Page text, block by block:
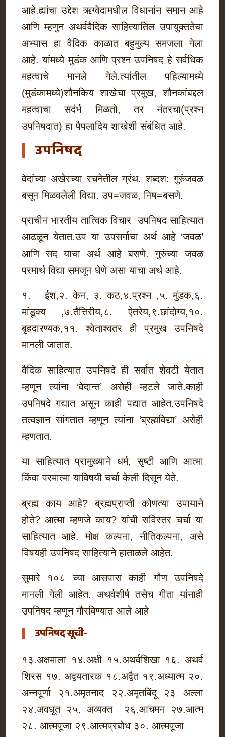
आहे.ह्यांचा उद्देश ऋग्वेदामधील विधानांन समान आहे
आणि म्हणुन अथर्ववैदिक साहित्यातिल उपायुक्ततेचा
अभ्यास हा वैदिक काळात बहुमुल्य समजला गेला
आहे. यांमध्ये मुडंक आणि प्रश्न उपनिषद हे सर्वधिक
महत्वाचे मानले गेले.त्यांतील पहिल्यामध्ये
(मुडंकामध्ये)शौनकिय शाखेचा प्रमुख, शौनकांबद्दल
महत्वाचा सदंर्भ मिळतो, तर नंतरचा(प्रश्न
उपनिषदात) हा पैपलादिय शाखेशी संबंधित आहे.
उपनिषद
वेदांच्या अखेरच्या रचनेतील ग्रंथ. शब्दश: गुरुंजवळ
बसून मिळवलेली विद्या. उप=जवळ, निष=बसणे.
प्राचीन भारतीय तात्विक विचार उपनिषद साहित्यात
आढळून येतात.उप या उपसर्गाचा अर्थ आहे ‘जवळ’
आणि सद याचा अर्थ आहे बसणे. गुरुंच्या जवळ
परमार्थ विद्या समजून घेणे असा याचा अर्थ आहे.
१. ईश,२. केन, ३. कठ,४.प्रश्न ,५. मुंडक,६.
मांडूक्य ,७.तैत्तिरीय,८. ऐतरेय,९.छांदोग्य,१०.
बृहदारण्यक,११. श्वेताश्वतर ही प्रमुख उपनिषदे
मानली जातात.
वैदिक साहित्यात उपनिषदे ही सर्वात शेवटी येतात
म्हणून त्यांना ‘वेदान्त’ असेही म्हटले जाते.काही
उपनिषदे गद्यात असून काही पद्यात आहेत.उपनिषदे
तत्वज्ञान सांगतात म्हणून त्यांना ‘ब्रह्मविद्या’ असेही
म्हणतात.
या साहित्यात प्रामुख्याने धर्म, सृष्टी आणि आत्मा
किंवा परमात्मा याविषयी चर्चा केली दिसून येते.
ब्रह्म काय आहे? ब्रह्मप्राप्ती कोणत्या उपायाने
होते? आत्मा म्हणजे काय? यांची सविस्तर चर्चा या
साहित्यात आहे. मोक्ष कल्पना, नीतिकल्पना, असे
विषयही उपनिषद साहित्याने हाताळले आहेत.
सुमारे १०८ च्या आसपास काही गौण उपनिषदे
मानली गेली आहेत. अथर्वशीर्ष तसेच गीता यांनाही
उपनिषद म्हणून गौरविण्यात आले आहे
उपनिषद सूची-
१३.अक्षमाला १४.अक्षी १५.अथर्वशिखा १६. अथर्व
शिरस १७. अद्वयतारक १८.अद्वैत १९.अध्यात्म २०.
अन्नपूर्णा २१.अमृतनाद २२.अमृतबिंदू २३ अल्ला
२४.अवधूत २५. अव्यक्त २६.आचमन २७.आत्म
२८. आत्मपूजा २९.आत्मप्रबोध ३०. आत्मपूजा